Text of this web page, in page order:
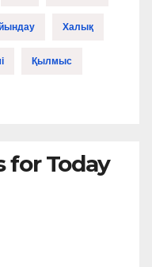
Халық
Қылмыс
for Today